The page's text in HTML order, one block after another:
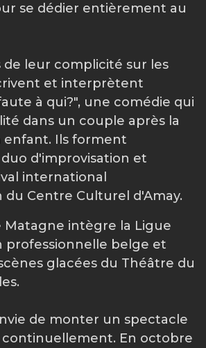
se dédier entièrement au
de leur complicité sur les
et interprètent
à qui?", une comédie qui
dans un couple après la
enfant. Ils forment
d'improvisation et
international
du Centre Culturel d'Amay.
Matagne intègre la Ligue
professionnelle belge et
glacées du Théâtre du
de monter un spectacle
continuellement. En octobre